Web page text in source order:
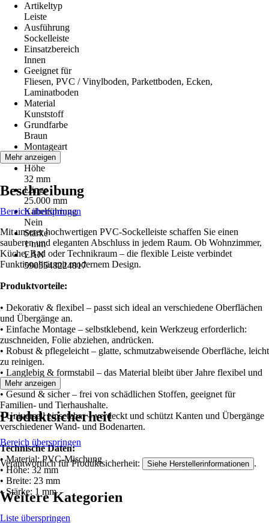
Artikeltyp
Leiste
Ausführung
Sockelleiste
Einsatzbereich
Innen
Geeignet für
Fliesen, PVC / Vinylboden, Parkettboden, Ecken,
Laminatboden
Material
Kunststoff
Grundfarbe
Braun
Montageart
Kleben
Höhe
32 mm
Länge
25.000 mm
Kabelführung
Nein
Stärke
1 mm
EAN
5905548224817
Mehr anzeigen
Beschreibung
Bereich überspringen
Mit unserer hochwertigen PVC-Sockelleiste schaffen Sie einen
sauberen und eleganten Abschluss in jedem Raum. Ob Wohnzimmer,
Küche, Bad oder Technikraum – die flexible Leiste verbindet
Funktionalität mit modernem Design.
Produktvorteile:
• Dekorativ & flexibel – passt sich ideal an verschiedene Oberflächen
und Übergänge an.
• Einfache Montage – selbstklebend, kein Werkzeug erforderlich:
zuschneiden, Folie abziehen, andrücken.
• Robust & pflegeleicht – glatte, schmutzabweisende Oberfläche, leicht
zu reinigen.
• Langlebig & formstabil – das Material bleibt über Jahre flexibel und
stabil.
• Gesund & sicher – frei von schädlichen Stoffen, geeignet für
Familien- und Tierhaushalte.
• Universell einsetzbar – verdeckt und schützt Kanten und Übergänge
verschiedener Wand- und Bodenarten.
Technische Daten:
• Material: PVC-Mischung
• Höhe: 32 mm
• Breite: 23 mm
• Stärke: 1 mm
Mehr anzeigen
Produktsicherheit
Bereich überspringen
Verantwortlich für Produktsicherheit: Siehe Herstellerinformationen .
Weitere Kategorien
Liste überspringen